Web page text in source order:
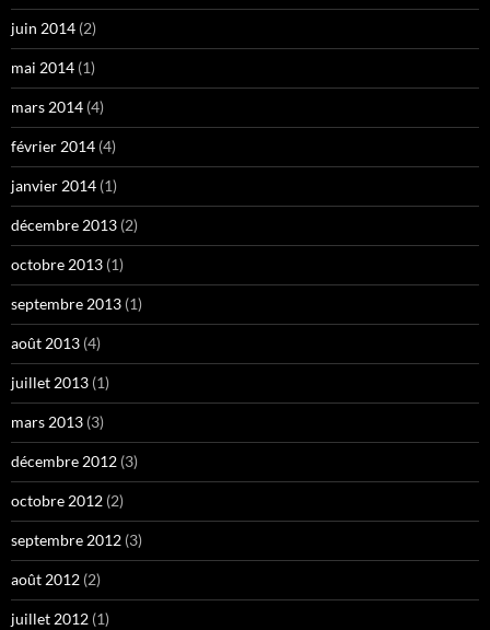
juin 2014 (2)
mai 2014 (1)
mars 2014 (4)
février 2014 (4)
janvier 2014 (1)
décembre 2013 (2)
octobre 2013 (1)
septembre 2013 (1)
août 2013 (4)
juillet 2013 (1)
mars 2013 (3)
décembre 2012 (3)
octobre 2012 (2)
septembre 2012 (3)
août 2012 (2)
juillet 2012 (1)